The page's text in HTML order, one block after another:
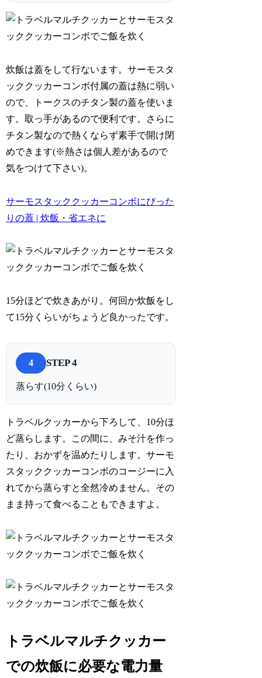
炊飯は蓋をして行ないます。サーモスタ
ッククッカーコンボ付属の蓋は熱に弱い
ので、トークスのチタン製の蓋を使いま
す。取っ手があるので便利です。さらに
チタン製なので熱くならず素手で開け閉
めできます(※熱さは個人差があるので
気をつけて下さい)。
サーモスタッククッカーコンボにぴった
りの蓋 | 炊飯・省エネに
15分ほどで炊きあがり。何回か炊飯をし
て15分くらいがちょうど良かったです。
4 STEP 4
蒸らす(10分くらい)
トラベルクッカーから下ろして、10分ほ
ど蒸らします。この間に、みそ汁を作っ
たり、おかずを温めたりします。サーモ
スタッククッカーコンボのコージーに入
れてから蒸らすと全然冷めません。その
まま持って食べることもできますよ。
トラベルマルチクッカー
での炊飯に必要な電力量